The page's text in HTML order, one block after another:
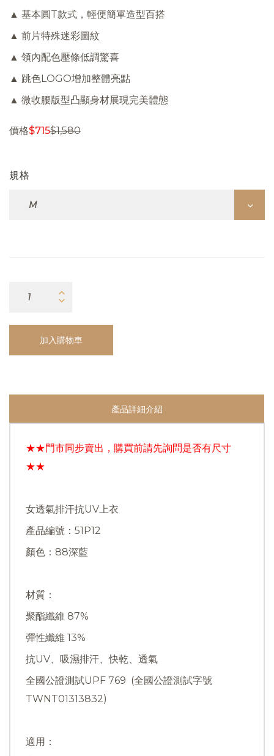
▲ 基本圓T款式，輕便簡單造型百搭
▲ 前片特殊迷彩圖紋
▲ 領內配色壓條低調驚喜
▲ 跳色LOGO增加整體亮點
▲ 微收腰版型凸顯身材展現完美體態
價格$715$1,580
規格
加入購物車
產品詳細介紹
★★門市同步賣出，購買前請先詢問是否有尺寸
★★
女透氣排汗抗UV上衣
產品編號：51P12
顏色：88深藍
材質：
聚酯纖維 87%
彈性纖維 13%
抗UV、吸濕排汗、快乾、透氣
全國公證測試UPF 769 (全國公證測試字號
TWNT01313832)
適用：